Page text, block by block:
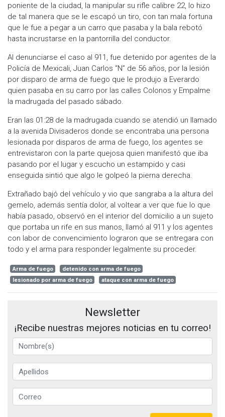
poniente de la ciudad, la manipular su rifle calibre 22, lo hizo
de tal manera que se le escapó un tiro, con tan mala fortuna
que le fue a pegar a un carro que pasaba y la bala rebotó
hasta incrustarse en la pantorrilla del conductor.
Al denunciarse el caso al 911, fue detenido por agentes de la
Policía de Mexicali, Juan Carlos “N” de 56 años, por la lesión
por disparo de arma de fuego que le produjo a Everardo
quien pasaba en su carro por las calles Colonos y Empalme
la madrugada del pasado sábado.
Eran las 01:28 de la madrugada cuando se atendió un llamado
a la avenida Divisaderos donde se encontraba una persona
lesionada por disparos de arma de fuego, los agentes se
entrevistaron con la parte quejosa quien manifestó que iba
pasando por el lugar y escucho un estampido y casi
enseguida sintió que algo le golpeó la pierna derecha.
Extrañado bajó del vehículo y vio que sangraba a la altura del
gemelo, además sentía dolor, al voltear a ver que fue lo que
había pasado, observó en el interior del domicilio a un sujeto
que portaba un rife en sus manos, llamó al 911 y los agentes
con labor de convencimiento lograron que se entregara con
todo y el arma para responder legalmente su proceder.
Arma de fuego
detenido con arma de fuego
lesionado por arma de fuego
ataque con arma de fuego
Newsletter
¡Recibe nuestras mejores noticias en tu correo!